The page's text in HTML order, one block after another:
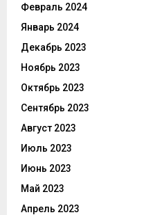
Февраль 2024
Январь 2024
Декабрь 2023
Ноябрь 2023
Октябрь 2023
Сентябрь 2023
Август 2023
Июль 2023
Июнь 2023
Май 2023
Апрель 2023